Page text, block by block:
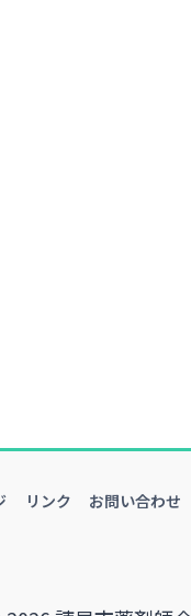
リンク お問い合わせ